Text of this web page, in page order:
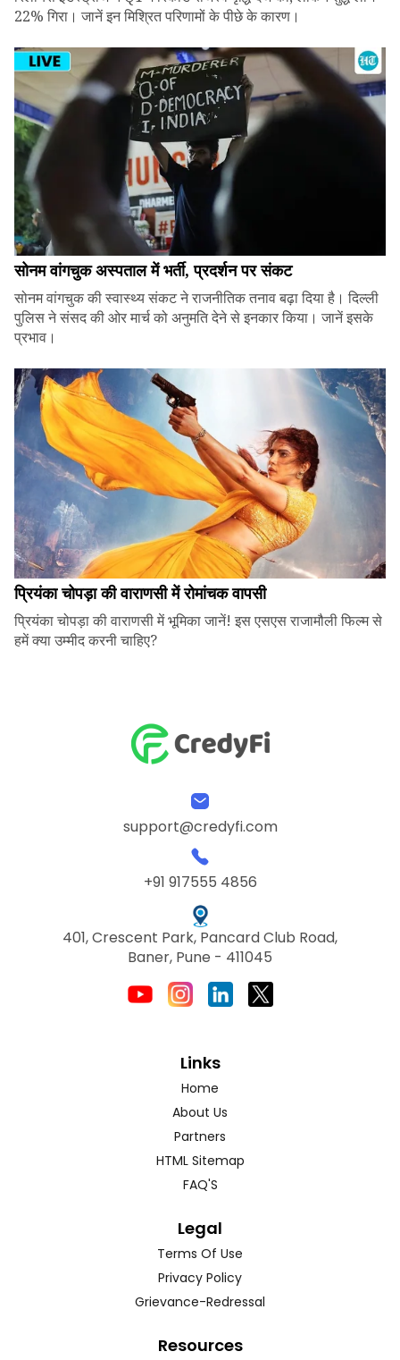
22% गिरा। जानें इन मिश्रित परिणामों के पीछे के कारण।
सोनम वांगचुक अस्पताल में भर्ती, प्रदर्शन पर संकट
सोनम वांगचुक की स्वास्थ्य संकट ने राजनीतिक तनाव बढ़ा दिया है। दिल्ली
पुलिस ने संसद की ओर मार्च को अनुमति देने से इनकार किया। जानें इसके
प्रभाव।
प्रियंका चोपड़ा की वाराणसी में रोमांचक वापसी
प्रियंका चोपड़ा की वाराणसी में भूमिका जानें! इस एसएस राजामौली फिल्म से
हमें क्या उम्मीद करनी चाहिए?
support@credyfi.com
+91 917555 4856
401, Crescent Park, Pancard Club Road,
Baner, Pune - 411045
Links
Home
About Us
Partners
HTML Sitemap
FAQ'S
Legal
Terms Of Use
Privacy Policy
Grievance-Redressal
Resources